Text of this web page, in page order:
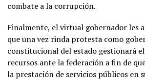
combate a la corrupción.
Finalmente, el virtual gobernador les
que una vez rinda protesta como
constitucional del estado gestionará
recursos ante la federación a fin de
la prestación de servicios públicos en